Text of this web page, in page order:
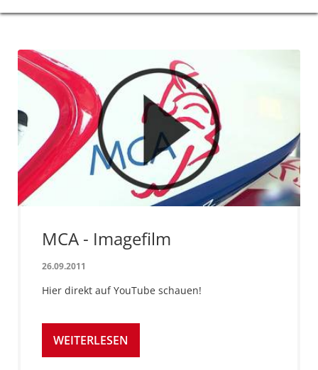
MCA - Imagefilm
26.09.2011
Hier direkt auf YouTube schauen!
WEITERLESEN